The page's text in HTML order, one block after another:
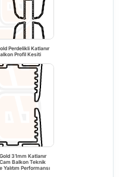
Perdelikli Katlanır
Profil Kesiti
31mm Katlanır
Cam Balkon Teknik
Yalıtım Performansı